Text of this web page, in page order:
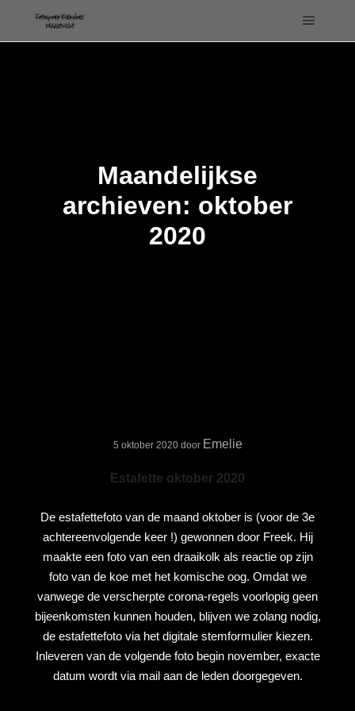
Maandelijkse
archieven: oktober
2020
5 oktober 2020door Emelie
Estafette oktober 2020
De estafettefoto van de maand oktober is (voor de 3e
achtereenvolgende keer !) gewonnen door Freek. Hij
maakte een foto van een draaikolk als reactie op zijn
foto van de koe met het komische oog. Omdat we
vanwege de verscherpte corona-regels voorlopig geen
bijeenkomsten kunnen houden, blijven we zolang nodig,
de estafettefoto via het digitale stemformulier kiezen.
Inleveren van de volgende foto begin november, exacte
datum wordt via mail aan de leden doorgegeven.